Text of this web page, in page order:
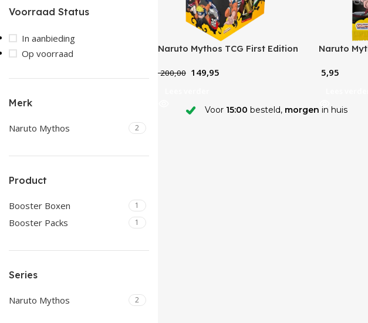
Voorraad Status
In aanbieding
Op voorraad
Merk
Naruto Mythos 2
Product
Booster Boxen 1
Booster Packs 1
Series
Naruto Mythos 2
Naruto Mythos TCG First Edition
200,00 149,95
Naruto
5,95
Voor 15:00 besteld, morgen in huis